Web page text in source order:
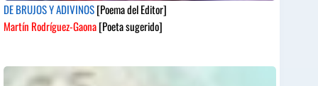
DE BRUJOS Y ADIVINOS[Poema del Editor]
Martín Rodríguez-Gaona[Poeta sugerido]